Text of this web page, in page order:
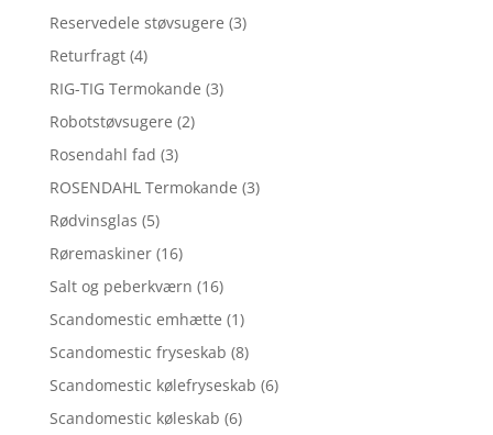
Reservedele støvsugere (3)
Returfragt (4)
RIG-TIG Termokande (3)
Robotstøvsugere (2)
Rosendahl fad (3)
ROSENDAHL Termokande (3)
Rødvinsglas (5)
Røremaskiner (16)
Salt og peberkværn (16)
Scandomestic emhætte (1)
Scandomestic fryseskab (8)
Scandomestic kølefryseskab (6)
Scandomestic køleskab (6)